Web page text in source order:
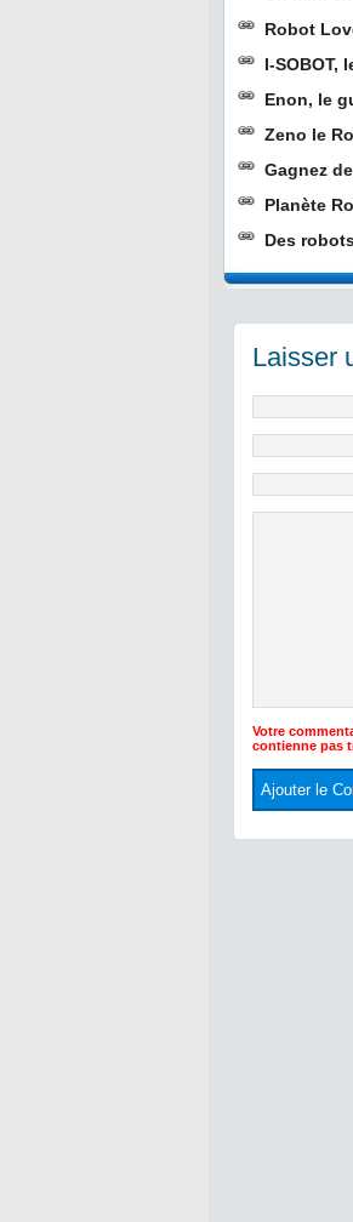
Robot
I-SOBOT,
Enon, le
Zeno le
Gagnez
Planète
Des
Laisser
Votre
contienne pas